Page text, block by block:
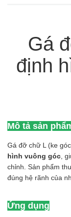
Gá
định
Mô tả sản
Gá đỡ chữ L (ke
hình vuông góc ,
chỉnh. Sản phẩm
đúng hệ rãnh của
Ứng dụng